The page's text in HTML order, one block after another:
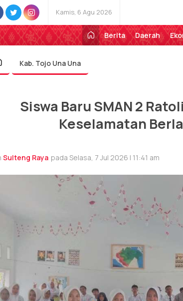
Kamis, 6 Agu 2026
Berita
Daerah
Kab. Tojo Una Una
Siswa Baru SMAN 2
Keselamatan
Sulteng Raya pada Selasa, 7 Jul 2026 | 11:41 am